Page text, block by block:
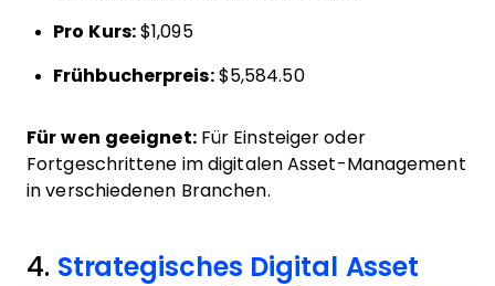
Pro Kurs:$1,095
Frühbucherpreis: $5,584.50
Für wen geeignet:Für Einsteiger oder
Fortgeschrittene im digitalen Asset-Management
in verschiedenen Branchen.
4. Strategisches Digital Asset